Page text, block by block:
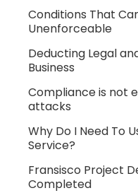
Conditions That
Unenforceable
Deducting Legal
Business
Compliance is not
attacks
Why Do I Need To
Service?
Fransisco Project
Completed